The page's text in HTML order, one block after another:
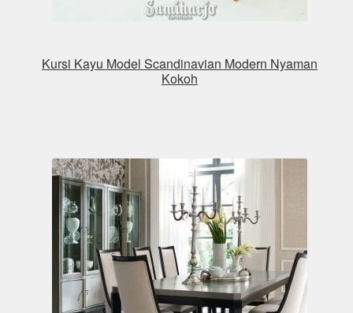
Kursi Kayu Model Scandinavian Modern Nyaman
Kokoh